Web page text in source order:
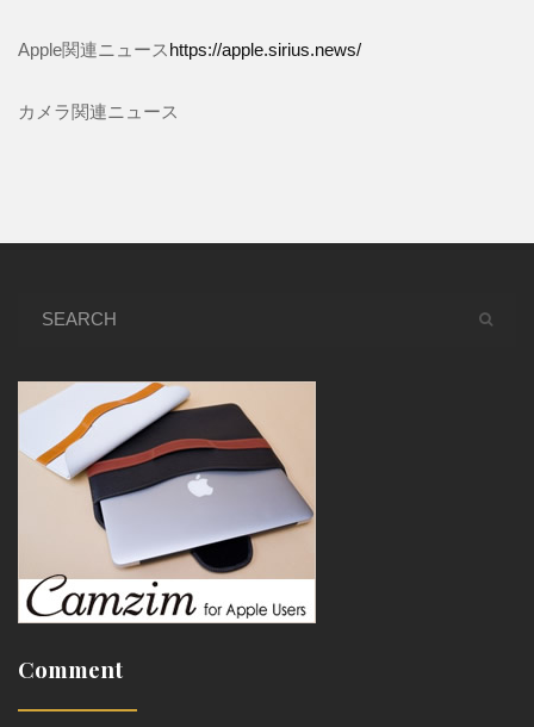
Apple関連ニュースhttps://apple.sirius.news/
カメラ関連ニュース
Comment